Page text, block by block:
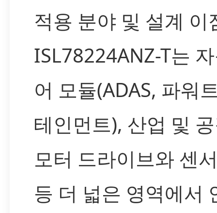
적용 분야 및 설계 이
ISL78224ANZ-T는
어 모듈(ADAS, 파워
테인먼트), 산업 및
모터 드라이브와 센
등 더 넓은 영역에서